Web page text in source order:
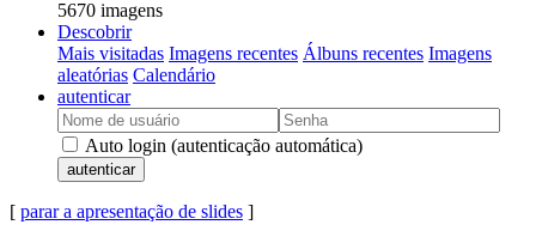
5670 imagens
Descobrir
Mais visitadas Imagens recentes Álbuns recentes Imagens
aleatórias Calendário
autenticar
Auto login (autenticação automática)
autenticar
[ parar a apresentação de slides ]